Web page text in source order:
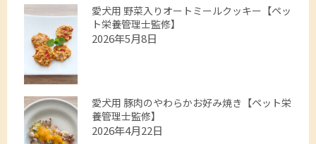
愛犬用 野菜入りオートミールクッキー【ペッ
ト栄養管理士監修】
2026年5月8日
愛犬用 豚肉のやわらかお好み焼き【ペット栄
養管理士監修】
2026年4月22日